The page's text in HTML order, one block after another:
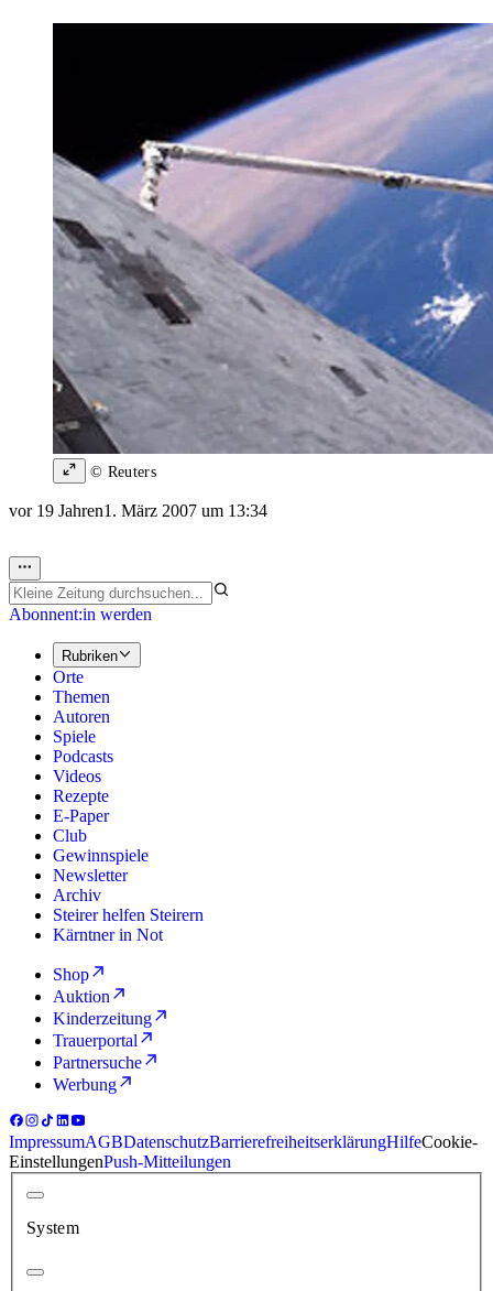
© Reuters
vor 19 Jahren1. März 2007 um 13:34
Abonnent:in werden
Rubriken
Orte
Themen
Autoren
Spiele
Podcasts
Videos
Rezepte
E-Paper
Club
Gewinnspiele
Newsletter
Archiv
Steirer helfen Steirern
Kärntner in Not
Shop
Auktion
Kinderzeitung
Trauerportal
Partnersuche
Werbung
ImpressumAGBDatenschutzBarrierefreiheitserklärungHilfeCookie-
EinstellungenPush-Mitteilungen
System